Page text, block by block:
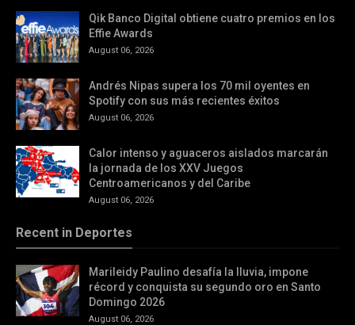
Qik Banco Digital obtiene cuatro premios en los
Effie Awards
August 06, 2026
Andrés Nipas supera los 70 mil oyentes en
Spotify con sus más recientes éxitos
August 06, 2026
Calor intenso y aguaceros aislados marcarán
la jornada de los XXV Juegos
Centroamericanos y del Caribe
August 06, 2026
Recent in Deportes
Marileidy Paulino desafía la lluvia, impone
récord y conquista su segundo oro en Santo
Domingo 2026
August 06, 2026